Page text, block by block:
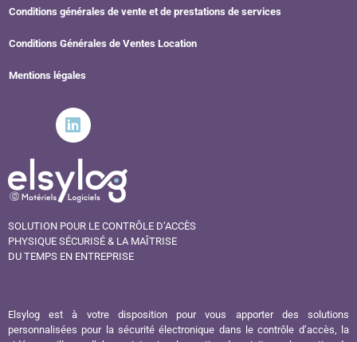
Conditions générales de vente et de prestations de services
Conditions Générales de Ventes Location
Mentions légales
SOLUTION POUR LE CONTRÔLE D’ACCÈS
PHYSIQUE SÉCURISÉ & LA MAÎTRISE
DU TEMPS EN ENTREPRISE
Elsylog est à votre disposition pour vous apporter des solutions
personnalisées pour la sécurité électronique dans le contrôle d’accès, la